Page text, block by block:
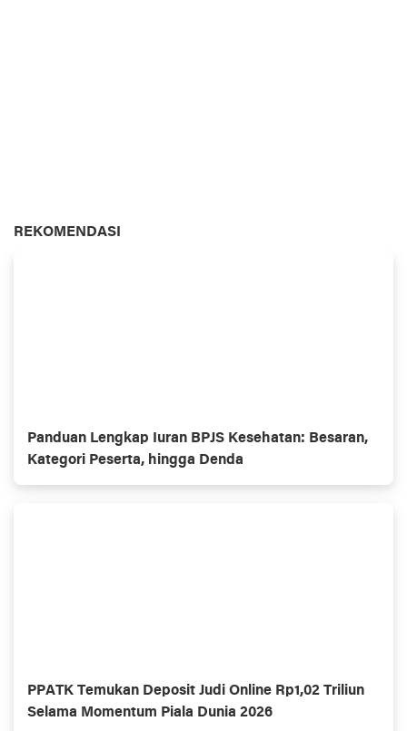
REKOMENDASI
Panduan Lengkap Iuran BPJS Kesehatan: Besaran,
Kategori Peserta, hingga Denda
PPATK Temukan Deposit Judi Online Rp1,02 Triliun
Selama Momentum Piala Dunia 2026